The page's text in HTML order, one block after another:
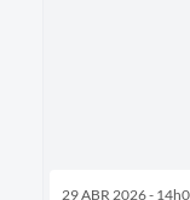
29 ABR 2026 -